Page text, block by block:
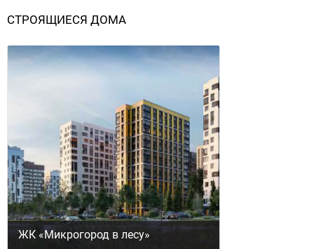
СТРОЯЩИЕСЯ ДОМА
ЖК «Микрогород в лесу»